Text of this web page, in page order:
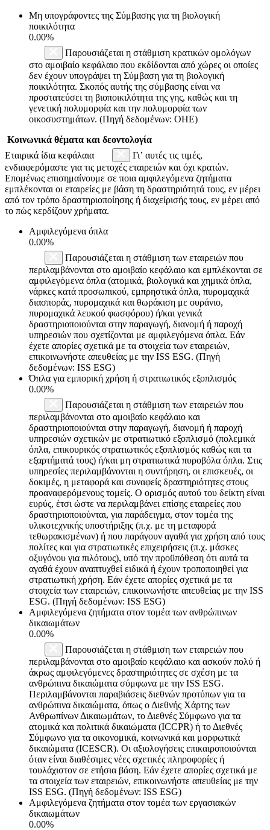
Μη υπογράφοντες της Σύμβασης για τη βιολογική
ποικιλότητα
0.00%
Παρουσιάζεται η στάθμιση κρατικών ομολόγων
στο αμοιβαίο κεφάλαιο που εκδίδονται από χώρες οι οποίες
δεν έχουν υπογράψει τη Σύμβαση για τη βιολογική
ποικιλότητα. Σκοπός αυτής της σύμβασης είναι να
προστατεύσει τη βιοποικιλότητα της γης, καθώς και τη
γενετική πολυμορφία και την πολυμορφία των
οικοσυστημάτων. (Πηγή δεδομένων: ΟΗΕ)
Κοινωνικά θέματα και δεοντολογία
Εταιρικά ίδια κεφάλαια
Γι’ αυτές τις τιμές,
ενδιαφερόμαστε για τις μετοχές εταιρειών και όχι κρατών.
Επομένως επισημαίνουμε σε ποια αμφιλεγόμενα ζητήματα
εμπλέκονται οι εταιρείες με βάση τη δραστηριότητά τους, εν μέρει
από τον τρόπο δραστηριοποίησης ή διαχείρισής τους, εν μέρει από
το πώς κερδίζουν χρήματα.
Αμφιλεγόμενα όπλα
0.00%
Παρουσιάζεται η στάθμιση των εταιρειών που
περιλαμβάνονται στο αμοιβαίο κεφάλαιο και εμπλέκονται σε
αμφιλεγόμενα όπλα (ατομικά, βιολογικά και χημικά όπλα,
νάρκες κατά προσωπικού, εμπρηστικά όπλα, πυρομαχικά
διασποράς, πυρομαχικά και θωράκιση με ουράνιο,
πυρομαχικά λευκού φωσφόρου) ή/και γενικά
δραστηριοποιούνται στην παραγωγή, διανομή ή παροχή
υπηρεσιών που σχετίζονται με αμφιλεγόμενα όπλα. Εάν
έχετε απορίες σχετικά με τα στοιχεία των εταιρειών,
επικοινωνήστε απευθείας με την ISS ESG. (Πηγή
δεδομένων: ISS ESG)
Όπλα για εμπορική χρήση ή στρατιωτικός εξοπλισμός
0.00%
Παρουσιάζεται η στάθμιση των εταιρειών που
περιλαμβάνονται στο αμοιβαίο κεφάλαιο και
δραστηριοποιούνται στην παραγωγή, διανομή ή παροχή
υπηρεσιών σχετικών με στρατιωτικό εξοπλισμό (πολεμικά
όπλα, επικουρικός στρατιωτικός εξοπλισμός καθώς και τα
εξαρτήματά τους) ή/και μη στρατιωτικά πυροβόλα όπλα. Στις
υπηρεσίες περιλαμβάνονται η συντήρηση, οι επισκευές, οι
δοκιμές, η μεταφορά και συναφείς δραστηριότητες στους
προαναφερόμενους τομείς. Ο ορισμός αυτού του δείκτη είναι
ευρύς, έτσι ώστε να περιλαμβάνει επίσης εταιρείες που
δραστηριοποιούνται, για παράδειγμα, στον τομέα της
υλικοτεχνικής υποστήριξης (π.χ. με τη μεταφορά
τεθωρακισμένων) ή που παράγουν αγαθά για χρήση από τους
πολίτες και για στρατιωτικές επιχειρήσεις (π.χ. μάσκες
οξυγόνου για πιλότους), υπό την προϋπόθεση ότι αυτά τα
αγαθά έχουν αναπτυχθεί ειδικά ή έχουν τροποποιηθεί για
στρατιωτική χρήση. Εάν έχετε απορίες σχετικά με τα
στοιχεία των εταιρειών, επικοινωνήστε απευθείας με την ISS
ESG. (Πηγή δεδομένων: ISS ESG)
Αμφιλεγόμενα ζητήματα στον τομέα των ανθρώπινων
δικαιωμάτων
0.00%
Παρουσιάζεται η στάθμιση των εταιρειών που
περιλαμβάνονται στο αμοιβαίο κεφάλαιο και ασκούν πολύ ή
άκρως αμφιλεγόμενες δραστηριότητες σε σχέση με τα
ανθρώπινα δικαιώματα σύμφωνα με την ISS ESG.
Περιλαμβάνονται παραβιάσεις διεθνών προτύπων για τα
ανθρώπινα δικαιώματα, όπως ο Διεθνής Χάρτης των
Ανθρωπίνων Δικαιωμάτων, το Διεθνές Σύμφωνο για τα
ατομικά και πολιτικά δικαιώματα (ICCPR) ή το Διεθνές
Σύμφωνο για τα οικονομικά, κοινωνικά και μορφωτικά
δικαιώματα (ICESCR). Οι αξιολογήσεις επικαιροποιούνται
όταν είναι διαθέσιμες νέες σχετικές πληροφορίες ή
τουλάχιστον σε ετήσια βάση. Εάν έχετε απορίες σχετικά με
τα στοιχεία των εταιρειών, επικοινωνήστε απευθείας με την
ISS ESG. (Πηγή δεδομένων: ISS ESG)
Αμφιλεγόμενα ζητήματα στον τομέα των εργασιακών
δικαιωμάτων
0.00%